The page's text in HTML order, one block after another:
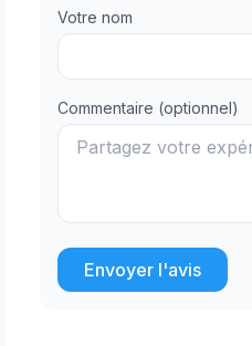
Votre nom
Commentaire (optionnel)
Envoyer l'avis